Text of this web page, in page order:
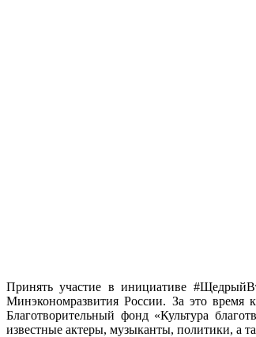
Принять участие в инициативе
Минэкономразвития России. За это
Благотворительный фонд «Культура
известные актеры, музыканты, политики, а